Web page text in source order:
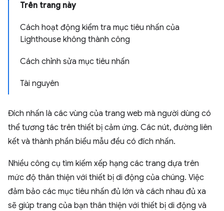
Trên trang này
Cách hoạt động kiểm tra mục tiêu nhấn của
Lighthouse không thành công
Cách chỉnh sửa mục tiêu nhấn
Tài nguyên
Đích nhấn là các vùng của trang web mà người dùng có
thể tương tác trên thiết bị cảm ứng. Các nút, đường liên
kết và thành phần biểu mẫu đều có đích nhấn.
Nhiều công cụ tìm kiếm xếp hạng các trang dựa trên
mức độ thân thiện với thiết bị di động của chúng. Việc
đảm bảo các mục tiêu nhấn đủ lớn và cách nhau đủ xa
sẽ giúp trang của bạn thân thiện với thiết bị di động và